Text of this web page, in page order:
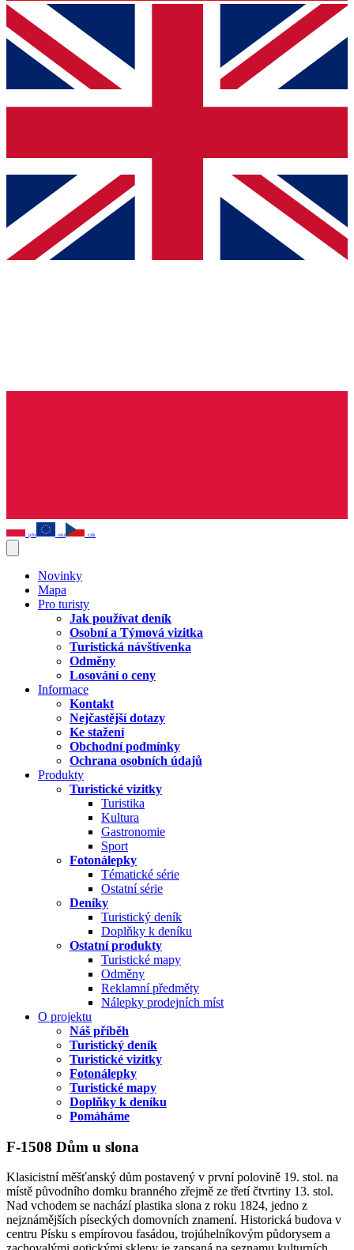
pln eur czk
Novinky
Mapa
Pro turisty
Jak používat deník
Osobní a Týmová vizitka
Turistická návštívenka
Odměny
Losování o ceny
Informace
Kontakt
Nejčastější dotazy
Ke stažení
Obchodní podmínky
Ochrana osobních údajů
Produkty
Turistické vizitky
Turistika
Kultura
Gastronomie
Sport
Fotonálepky
Tématické série
Ostatní série
Deníky
Turistický deník
Doplňky k deníku
Ostatní produkty
Turistické mapy
Odměny
Reklamní předměty
Nálepky prodejních míst
O projektu
Náš příběh
Turistický deník
Turistické vizitky
Fotonálepky
Turistické mapy
Doplňky k deníku
Pomáháme
F-1508 Dům u slona
Klasicistní měšťanský dům postavený v první polovině 19. stol. na
místě původního domku branného zřejmě ze třetí čtvrtiny 13. stol.
Nad vchodem se nachází plastika slona z roku 1824, jedno z
nejznámějších píseckých domovních znamení. Historická budova v
centru Písku s empírovou fasádou, trojúhelníkovým půdorysem a